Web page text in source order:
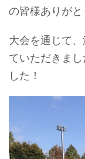
の皆様ありがと
大会を通じて
ていただきま
した！